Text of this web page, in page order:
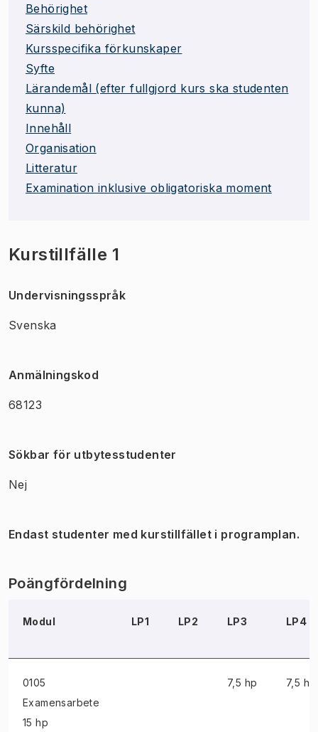
Behörighet
Särskild behörighet
Kursspecifika förkunskaper
Syfte
Lärandemål (efter fullgjord kurs ska studenten
kunna)
Innehåll
Organisation
Litteratur
Examination inklusive obligatoriska moment
Kurstillfälle 1
Undervisningsspråk
Svenska
Anmälningskod
68123
Sökbar för utbytesstudenter
Nej
Endast studenter med kurstillfället i programplan.
Poängfördelning
Modul LP1 LP2 LP3 LP4
0105
Examensarbete
15 hp
7,5 hp 7,5 hp